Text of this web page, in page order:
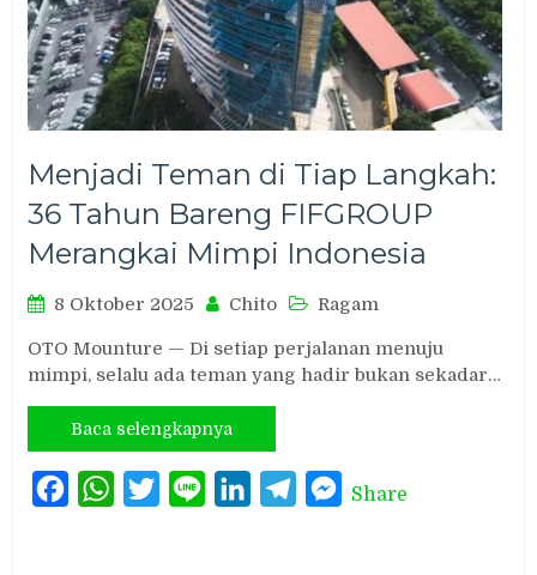
Menjadi Teman di Tiap Langkah:
36 Tahun Bareng FIFGROUP
Merangkai Mimpi Indonesia
8 Oktober 2025 Chito Ragam
OTO Mounture — Di setiap perjalanan menuju
mimpi, selalu ada teman yang hadir bukan sekadar…
Baca selengkapnya
FacebookWhatsAppTwitterLine LinkedInTelegramMessenger
Share